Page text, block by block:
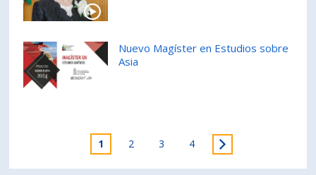
Nuevo Magíster en Estudios sobre
Asia
1 2 3 4